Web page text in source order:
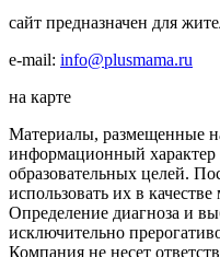
сайт предназначен для
e-mail: info@plusmama.ru
на карте
Материалы, размещенные
информационный характер
образовательных целей.
использовать их в
Определение диагноза и
исключительно
Компания не несет